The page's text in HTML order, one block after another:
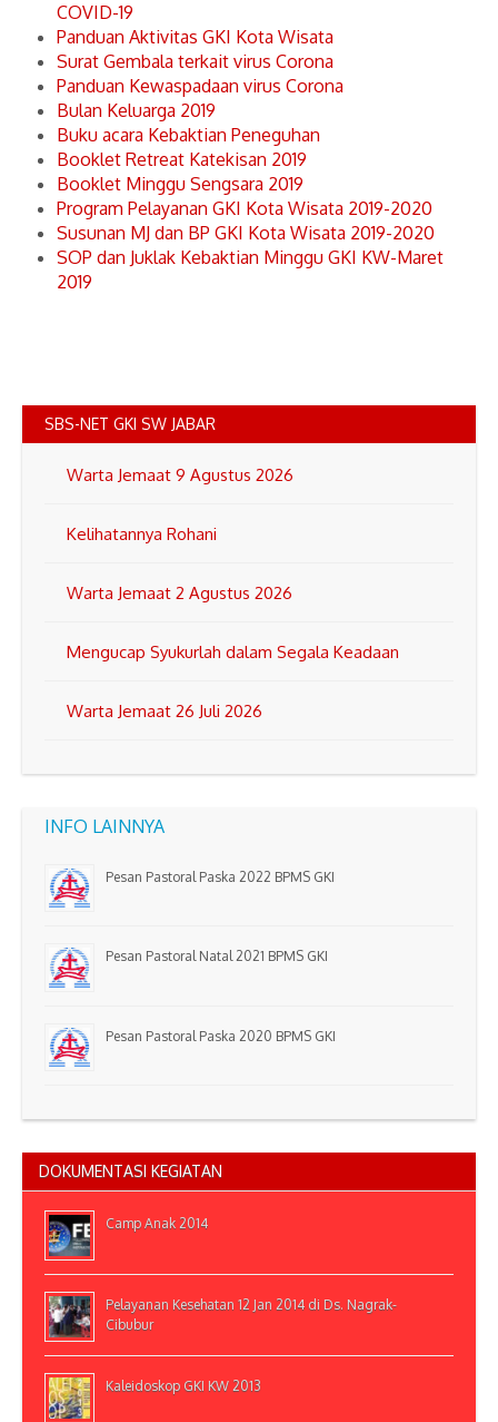
COVID-19
Panduan Aktivitas GKI Kota Wisata
Surat Gembala terkait virus Corona
Panduan Kewaspadaan virus Corona
Bulan Keluarga 2019
Buku acara Kebaktian Peneguhan
Booklet Retreat Katekisan 2019
Booklet Minggu Sengsara 2019
Program Pelayanan GKI Kota Wisata 2019-2020
Susunan MJ dan BP GKI Kota Wisata 2019-2020
SOP dan Juklak Kebaktian Minggu GKI KW-Maret
2019
SBS-NET GKI SW JABAR
Warta Jemaat 9 Agustus 2026
Kelihatannya Rohani
Warta Jemaat 2 Agustus 2026
Mengucap Syukurlah dalam Segala Keadaan
Warta Jemaat 26 Juli 2026
INFO LAINNYA
Pesan Pastoral Paska 2022 BPMS GKI
Pesan Pastoral Natal 2021 BPMS GKI
Pesan Pastoral Paska 2020 BPMS GKI
DOKUMENTASI KEGIATAN
Camp Anak 2014
Pelayanan Kesehatan 12 Jan 2014 di Ds. Nagrak-
Cibubur
Kaleidoskop GKI KW 2013